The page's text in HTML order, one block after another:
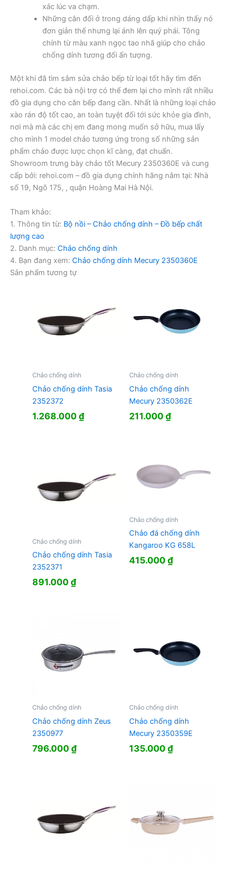
xác lúc va chạm.
Những cân đối ở trong dáng dấp khi nhìn thấy nó
đơn giản thế nhưng lại ánh lên quý phái. Tông
chính từ màu xanh ngọc tao nhã giúp cho chảo
chống dính tương đối ấn tượng.
Một khi đã tìm sắm sửa chảo bếp từ loại tốt hãy tìm đến
rehoi.com. Các bà nội trợ có thể đem lại cho mình rất nhiều
đồ gia dụng cho căn bếp đang cần. Nhất là những loại chảo
xào rán độ tốt cao, an toàn tuyệt đối tới sức khỏe gia đình,
nơi mà mà các chị em đang mong muốn sở hữu, mua lấy
cho mình 1 model chảo tương ứng trong số những sản
phẩm chảo được lược chọn kĩ càng, đạt chuẩn.
Showroom trưng bày chảo tốt Mecury 2350360E và cung
cấp bởi: rehoi.com – đồ gia dụng chính hãng nằm tại: Nhà
số 19, Ngõ 175, , quận Hoàng Mai Hà Nội.
Tham khảo:
1. Thông tin từ: Bộ nồi – Chảo chống dính – Đồ bếp chất
lượng cao
2. Danh mục: Chảo chống dính
4. Bạn đang xem: Chảo chống dính Mecury 2350360E
Sản phẩm tương tự
Chảo chống dính
Chảo chống dính Tasia
2352372
1.268.000₫
Chảo chống dính
Chảo chống dính
Mecury 2350362E
211.000₫
Chảo chống dính
Chảo chống dính Tasia
2352371
891.000₫
Chảo chống dính
Chảo đá chống dính
Kangaroo KG 658L
415.000₫
Chảo chống dính
Chảo chống dính Zeus
2350977
796.000₫
Chảo chống dính
Chảo chống dính
Mecury 2350359E
135.000₫